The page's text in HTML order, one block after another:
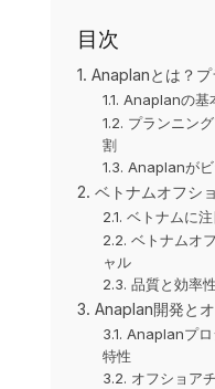
目次
1. Anaplanとは？
1.1. Anaplanの
1.2. プランニン
割
1.3. Anaplanが
2. ベトナムオフシ
2.1. ベトナムに
2.2. ベトナムオ
ャル
2.3. 品質と効率
3. Anaplan開発と
3.1. Anaplanプ
特性
3.2. オフショア